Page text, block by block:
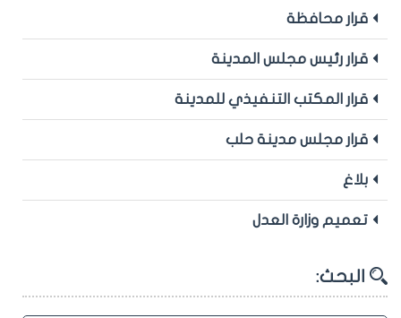
قرار محافظة
قرار رئيس مجلس المدينة
قرار المكتب التنفيذي للمدينة
قرار مجلس مدينة حلب
بلاغ
تعميم وزارة العدل
البحث: